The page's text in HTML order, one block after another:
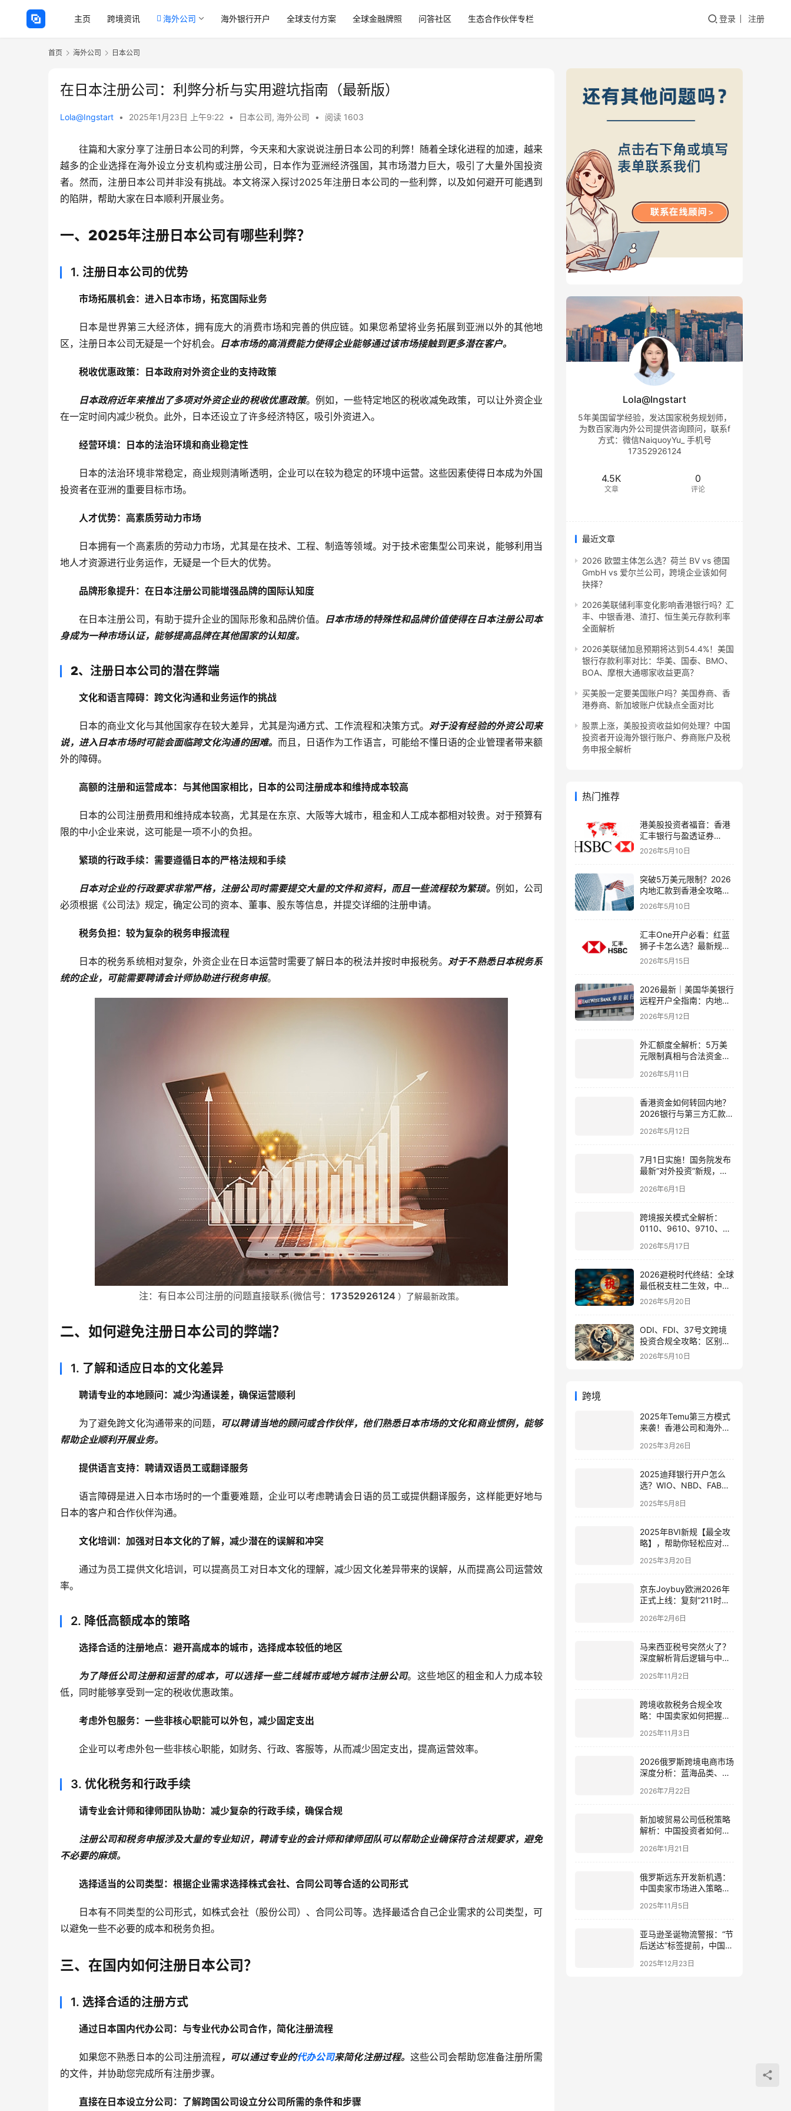
主页 跨境资讯 海外公司 海外银行开户 全球支付方案 全球金融牌照 问答社区 生态合作伙伴专栏 登录 注册
首页 海外公司 日本公司
在日本注册公司：利弊分析与实用避坑指南（最新版）
Lola@Ingstart • 2025年1月23日 上午9:22 • 日本公司, 海外公司 • 阅读 1603
往篇和大家分享了注册日本公司的利弊，今天来和大家说说注册日本公司的利弊！随着全球化进程的加速，越来
越多的企业选择在海外设立分支机构或注册公司，日本作为亚洲经济强国，其市场潜力巨大，吸引了大量外国投资
者。然而，注册日本公司并非没有挑战。本文将深入探讨2025年注册日本公司的一些利弊，以及如何避开可能遇到
的陷阱，帮助大家在日本顺利开展业务。
一、2025年注册日本公司有哪些利弊？
1. 注册日本公司的优势
市场拓展机会：进入日本市场，拓宽国际业务
日本是世界第三大经济体，拥有庞大的消费市场和完善的供应链。如果您希望将业务拓展到亚洲以外的其他地
区，注册日本公司无疑是一个好机会。 日本市场的高消费能力使得企业能够通过该市场接触到更多潜在客户。
税收优惠政策：日本政府对外资企业的支持政策
日本政府近年来推出了多项对外资企业的税收优惠政策。例如，一些特定地区的税收减免政策，可以让外资企业
在一定时间内减少税负。此外，日本还设立了许多经济特区，吸引外资进入。
经营环境：日本的法治环境和商业稳定性
日本的法治环境非常稳定，商业规则清晰透明，企业可以在较为稳定的环境中运营。这些因素使得日本成为外国
投资者在亚洲的重要目标市场。
人才优势：高素质劳动力市场
日本拥有一个高素质的劳动力市场，尤其是在技术、工程、制造等领域。对于技术密集型公司来说，能够利用当
地人才资源进行业务运作，无疑是一个巨大的优势。
品牌形象提升：在日本注册公司能增强品牌的国际认知度
在日本注册公司，有助于提升企业的国际形象和品牌价值。 日本市场的特殊性和品牌价值使得在日本注册公司本
身成为一种市场认证，能够提高品牌在其他国家的认知度。
2、注册日本公司的潜在弊端
文化和语言障碍：跨文化沟通和业务运作的挑战
日本的商业文化与其他国家存在较大差异，尤其是沟通方式、工作流程和决策方式。对于没有经验的外资公司来
说，进入日本市场时可能会面临跨文化沟通的困难。 而且，日语作为工作语言，可能给不懂日语的企业管理者带来额
外的障碍。
高额的注册和运营成本：与其他国家相比，日本的公司注册成本和维持成本较高
日本的公司注册费用和维持成本较高，尤其是在东京、大阪等大城市，租金和人工成本都相对较贵。对于预算有
限的中小企业来说，这可能是一项不小的负担。
繁琐的行政手续：需要遵循日本的严格法规和手续
日本对企业的行政要求非常严格，注册公司时需要提交大量的文件和资料，而且一些流程较为繁琐。 例如，公司
必须根据《公司法》规定，确定公司的资本、董事、股东等信息，并提交详细的注册申请。
税务负担：较为复杂的税务申报流程
日本的税务系统相对复杂，外资企业在日本运营时需要了解日本的税法并按时申报税务。对于不熟悉日本税务系
统的企业，可能需要聘请会计师协助进行税务申报。
注：有日本公司注册的问题直接联系(微信号： 17352926124 ）了解最新政策。
二、如何避免注册日本公司的弊端？
1. 了解和适应日本的文化差异
聘请专业的本地顾问：减少沟通误差，确保运营顺利
为了避免跨文化沟通带来的问题， 可以聘请当地的顾问或合作伙伴，他们熟悉日本市场的文化和商业惯例，能够
帮助企业顺利开展业务。
提供语言支持：聘请双语员工或翻译服务
语言障碍是进入日本市场时的一个重要难题，企业可以考虑聘请会日语的员工或提供翻译服务，这样能更好地与
日本的客户和合作伙伴沟通。
文化培训：加强对日本文化的了解，减少潜在的误解和冲突
通过为员工提供文化培训，可以提高员工对日本文化的理解，减少因文化差异带来的误解，从而提高公司运营效
率。
2. 降低高额成本的策略
选择合适的注册地点：避开高成本的城市，选择成本较低的地区
为了降低公司注册和运营的成本，可以选择一些二线城市或地方城市注册公司。这些地区的租金和人力成本较
低，同时能够享受到一定的税收优惠政策。
考虑外包服务：一些非核心职能可以外包，减少固定支出
企业可以考虑外包一些非核心职能，如财务、行政、客服等，从而减少固定支出，提高运营效率。
3. 优化税务和行政手续
请专业会计师和律师团队协助：减少复杂的行政手续，确保合规
注册公司和税务申报涉及大量的专业知识，聘请专业的会计师和律师团队可以帮助企业确保符合法规要求，避免
不必要的麻烦。
选择适当的公司类型：根据企业需求选择株式会社、合同公司等合适的公司形式
日本有不同类型的公司形式，如株式会社（股份公司）、合同公司等。选择最适合自己企业需求的公司类型，可
以避免一些不必要的成本和税务负担。
三、在国内如何注册日本公司？
1. 选择合适的注册方式
通过日本国内代办公司：与专业代办公司合作，简化注册流程
如果您不熟悉日本的公司注册流程 ，可以通过专业的代办公司来简化注册过程。 这些公司会帮助您准备注册所需
的文件，并协助您完成所有注册步骤。
直接在日本设立分公司：了解跨国公司设立分公司所需的条件和步骤
Lola@Ingstart
5年美国留学经验，发达国家税务规划师，
为数百家海内外公司提供咨询顾问，联系f
方式：微信NaiquoyYu_ 手机号
17352926124
4.5K
文章
0
评论
最近文章
2026 欧盟主体怎么选？荷兰 BV vs 德国
GmbH vs 爱尔兰公司，跨境企业该如何
抉择？
2026美联储利率变化影响香港银行吗？汇
丰、中银香港、渣打、恒生美元存款利率
全面解析
2026美联储加息预期将达到54.4%！美国
银行存款利率对比：华美、国泰、BMO、
BOA、摩根大通哪家收益更高？
买美股一定要美国账户吗？美国券商、香
港券商、新加坡账户优缺点全面对比
股票上涨，美股投资收益如何处理？中国
投资者开设海外银行账户、券商账户及税
务申报全解析
热门推荐
港美股投资者福音：香港
汇丰银行与盈透证券
（IBKR）绑定入金全流
2026年5月10日
突破5万美元限制？2026
内地汇款到香港全攻略：
4种合法路径、手续费对
比与避坑指南
2026年5月10日
汇丰One开户必看：红蓝
狮子卡怎么选？最新规则
+补办攻略+5个避坑指南
2026年5月15日
2026最新｜美国华美银行
远程开户全指南：内地居
民足不出户办理美股与跨
境账户实操解析
2026年5月12日
外汇额度全解析：5万美
元限制真相与合法资金出
2026年5月11日
香港资金如何转回内地？
2026银行与第三方汇款全
2026年5月12日
7月1日实施！国务院发布
最新“对外投资”新规，炒
会有何影响
2026年6月1日
跨境报关模式全解析：
0110、9610、9710、
别与最佳应用场景
2026年5月17日
2026避税时代终结：全球
最低税支柱二生效，中国
企业家海外公司合规3大
2026年5月20日
ODI、FDI、37号文跨境
投资合规全攻略：区别、
备案流程与政策详解（附
2026年5月10日
跨境
2025年Temu第三方模式
来袭！香港公司和海外仓
2025年3月26日
2025迪拜银行开户怎么
选？WIO、NBD、FAB三
指南
2025年5月8日
2025年BVI新规【最全攻
略】，帮助你轻松应对新
2025年3月20日
京东Joybuy欧洲2026年
正式上线：复刻“211时
京东”战略
2026年2月6日
马来西亚税号突然火了？
深度解析背后逻辑与中国
2025年11月2日
跨境收款税务合规全攻
略：中国卖家如何把握政
2025年11月3日
2026俄罗斯跨境电商市场
深度分析：蓝海品类、本
IngStart
2026年7月22日
新加坡贸易公司低税策略
解析：中国投资者如何借
贸易
2026年1月21日
俄罗斯远东开发新机遇：
中国卖家市场进入策略与
2025年11月5日
亚马逊圣诞物流警报：“节
后送达”标签提前，中国卖
2025年12月23日